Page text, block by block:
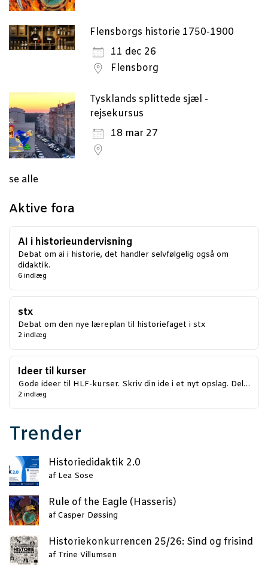
Flensborgs historie 1750-1900
11 dec 26
Flensborg
Tysklands splittede sjæl -
rejsekursus
18 mar 27
se alle
Aktive fora
AI i historieundervisning
Debat om ai i historie, det handler selvfølgelig også om
didaktik.
6 indlæg
stx
Debat om den nye læreplan til historiefaget i stx
2 indlæg
Ideer til kurser
Gode ideer til HLF-kurser. Skriv din ide i et nyt opslag. Del…
2 indlæg
Trender
Histo­ri­e­di­dak­tik 2.0
af Lea Sose
Rule of the Eag­le (Has­se­ris)
af Casper Døssing
Histo­rie­kon­kur­ren­cen 25/26: Sind og frisind
af Trine Villumsen